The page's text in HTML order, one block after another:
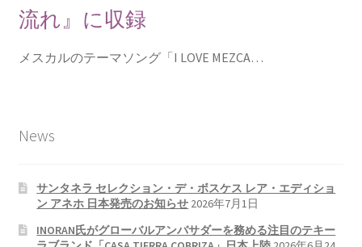
流れ』に収録
メスカルのテーマソング「I LOVE MEZCA…
News
サンタネラ セレクション・デ・ボスケス レア・エディショ
ン アネホ 日本発売のお知らせ 2026年7月1日
INORAN氏がグローバルアンバサダーを務める注目のテキー